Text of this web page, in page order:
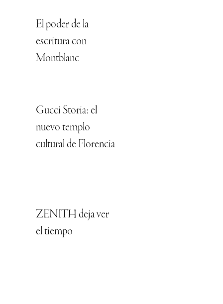
El poder de la
escritura con
Montblanc
Gucci Storia: el
nuevo templo
cultural de Florencia
ZENITH deja ver
el tiempo